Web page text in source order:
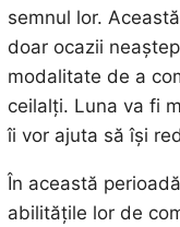
semnul lor.
doar ocazii
modalitate de a
ceilalți. Luna va fi
îi vor ajuta să își
În această
abilitățile lor de